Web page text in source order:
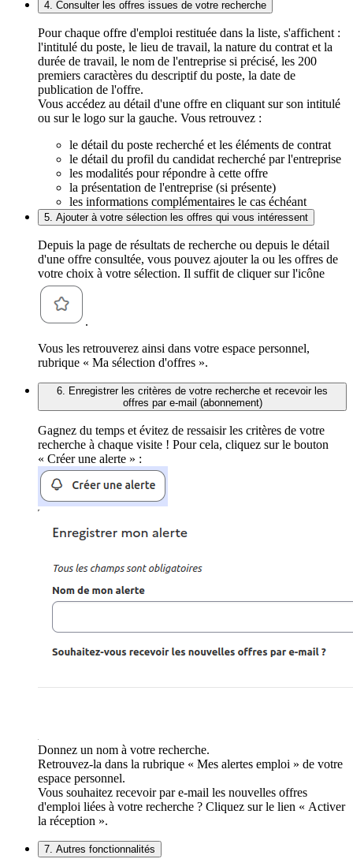
4. Consulter les offres issues de votre recherche
Pour chaque offre d'emploi restituée dans la liste, s'affichent :
l'intitulé du poste, le lieu de travail, la nature du contrat et la
durée de travail, le nom de l'entreprise si précisé, les 200
premiers caractères du descriptif du poste, la date de
publication de l'offre.
Vous accédez au détail d'une offre en cliquant sur son intitulé
ou sur le logo sur la gauche. Vous retrouvez :
le détail du poste recherché et les éléments de contrat
le détail du profil du candidat recherché par l'entreprise
les modalités pour répondre à cette offre
la présentation de l'entreprise (si présente)
les informations complémentaires le cas échéant
5. Ajouter à votre sélection les offres qui vous intéressent
Depuis la page de résultats de recherche ou depuis le détail
d'une offre consultée, vous pouvez ajouter la ou les offres de
votre choix à votre sélection. Il suffit de cliquer sur l'icône
.
Vous les retrouverez ainsi dans votre espace personnel,
rubrique « Ma sélection d'offres ».
6. Enregistrer les critères de votre recherche et recevoir les
offres par e-mail (abonnement)
Gagnez du temps et évitez de ressaisir les critères de votre
recherche à chaque visite ! Pour cela, cliquez sur le bouton
« Créer une alerte » :
Donnez un nom à votre recherche.
Retrouvez-la dans la rubrique « Mes alertes emploi » de votre
espace personnel.
Vous souhaitez recevoir par e-mail les nouvelles offres
d'emploi liées à votre recherche ? Cliquez sur le lien « Activer
la réception ».
7. Autres fonctionnalités